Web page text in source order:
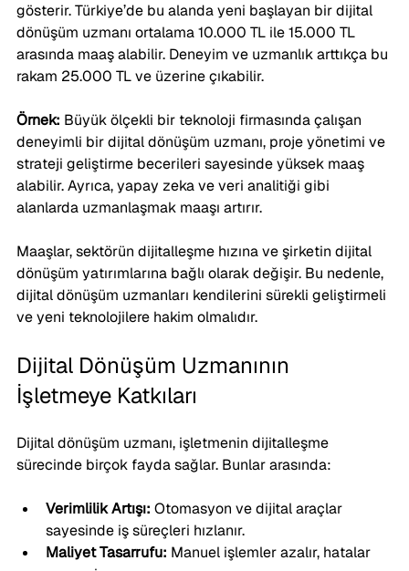
gösterir. Türkiye’de bu alanda yeni başlayan bir dijital
dönüşüm uzmanı ortalama 10.000 TL ile 15.000 TL
arasında maaş alabilir. Deneyim ve uzmanlık arttıkça bu
rakam 25.000 TL ve üzerine çıkabilir.
Örnek: Büyük ölçekli bir teknoloji firmasında çalışan
deneyimli bir dijital dönüşüm uzmanı, proje yönetimi ve
strateji geliştirme becerileri sayesinde yüksek maaş
alabilir. Ayrıca, yapay zeka ve veri analitiği gibi
alanlarda uzmanlaşmak maaşı artırır.
Maaşlar, sektörün dijitalleşme hızına ve şirketin dijital
dönüşüm yatırımlarına bağlı olarak değişir. Bu nedenle,
dijital dönüşüm uzmanları kendilerini sürekli geliştirmeli
ve yeni teknolojilere hakim olmalıdır.
Dijital Dönüşüm Uzmanının
İşletmeye Katkıları
Dijital dönüşüm uzmanı, işletmenin dijitalleşme
sürecinde birçok fayda sağlar. Bunlar arasında:
Verimlilik Artışı: Otomasyon ve dijital araçlar
sayesinde iş süreçleri hızlanır.
Maliyet Tasarrufu: Manuel işlemler azalır, hatalar